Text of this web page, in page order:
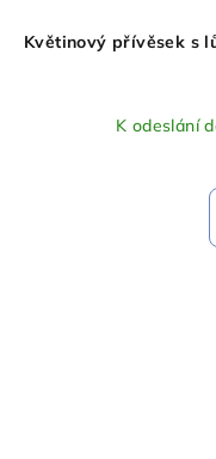
Květinový přívěsek s
K odeslání